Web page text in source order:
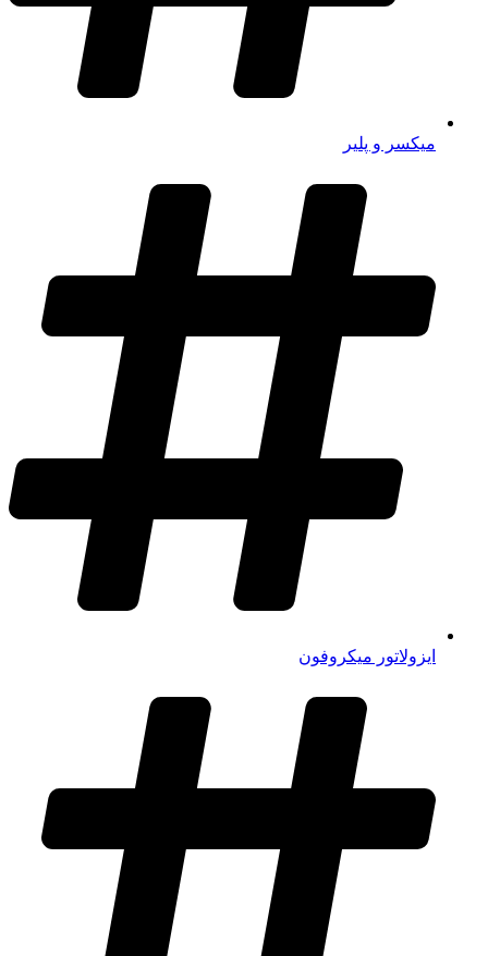
میکسر و پلیر
ایزولاتور میکروفون